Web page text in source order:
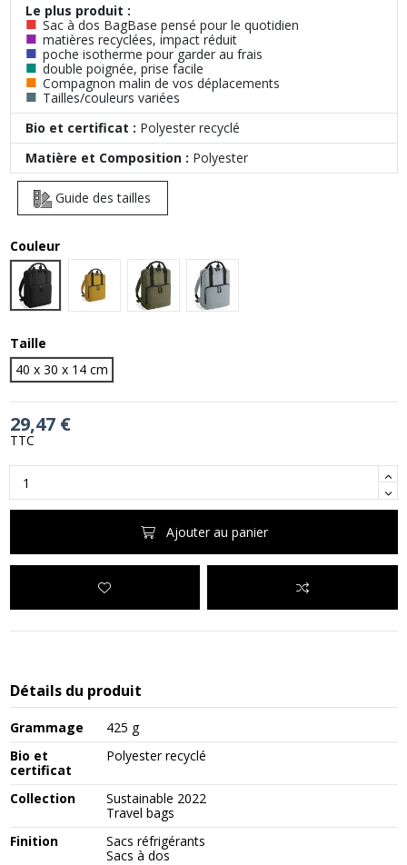
Le plus produit :
■ Sac à dos BagBase pensé pour le quotidien
■ matières recyclées, impact réduit
■ poche isotherme pour garder au frais
■ double poignée, prise facile
■ Compagnon malin de vos déplacements
■ Tailles/couleurs variées
Bio et certificat : Polyester recyclé
Matière et Composition : Polyester
Guide des tailles
Couleur
Black
MUSTARDMilitary GreenPure Grey
Taille
40 x 30 x 14 cm
29,47 €
TTC
Ajouter au panier
Détails du produit
Grammage
425 g
Bio et
certificat
Polyester recyclé
Collection
Sustainable 2022
Travel bags
Finition
Sacs réfrigérants
Sacs à dos